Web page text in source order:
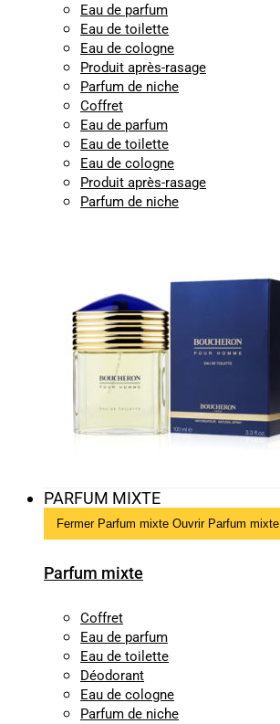
Eau de parfum
Eau de toilette
Eau de cologne
Produit après-rasage
Parfum de niche
Coffret
Eau de parfum
Eau de toilette
Eau de cologne
Produit après-rasage
Parfum de niche
PARFUM MIXTE
Fermer Parfum mixte Ouvrir Parfum mixte
Parfum mixte
Coffret
Eau de parfum
Eau de toilette
Déodorant
Eau de cologne
Parfum de niche